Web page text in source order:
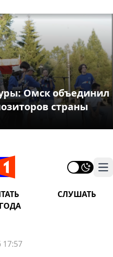
Омск объединил
страны
СЛУШАТЬ
17:57